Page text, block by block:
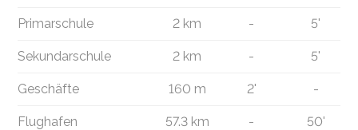
Primarschule 2 km - 5'
Sekundarschule 2 km - 5'
Geschäfte 160 m 2' -
Flughafen 57.3 km - 50'